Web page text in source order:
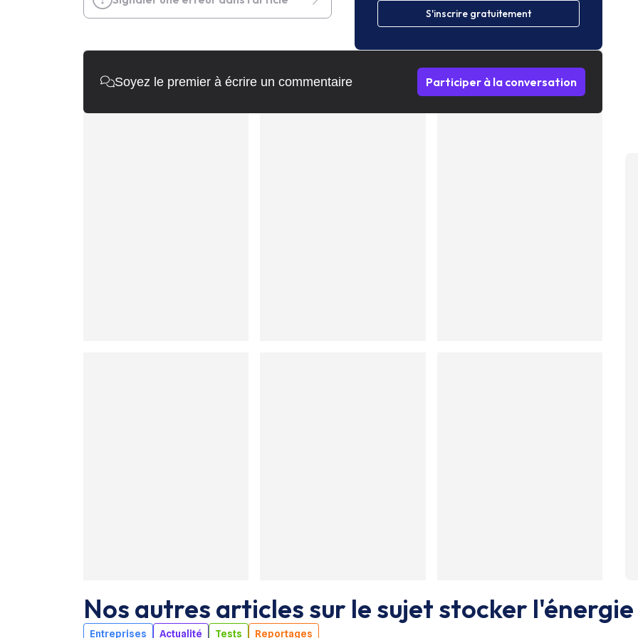
S'inscrire gratuitement
Soyez le premier à écrire un commentaire Participer à la conversation
Nos autres articles sur le sujet stocker l'énergie
Entreprises Actualité Tests Reportages